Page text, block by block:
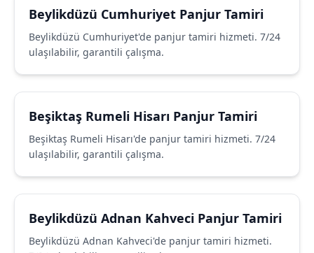
Beylikdüzü Cumhuriyet Panjur Tamiri
Beylikdüzü Cumhuriyet'de panjur tamiri hizmeti. 7/24
ulaşılabilir, garantili çalışma.
Beşiktaş Rumeli Hisarı Panjur Tamiri
Beşiktaş Rumeli Hisarı'de panjur tamiri hizmeti. 7/24
ulaşılabilir, garantili çalışma.
Beylikdüzü Adnan Kahveci Panjur Tamiri
Beylikdüzü Adnan Kahveci'de panjur tamiri hizmeti.